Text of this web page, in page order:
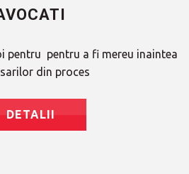
pentru pentru a fi mereu inaintea
din proces
DETALII